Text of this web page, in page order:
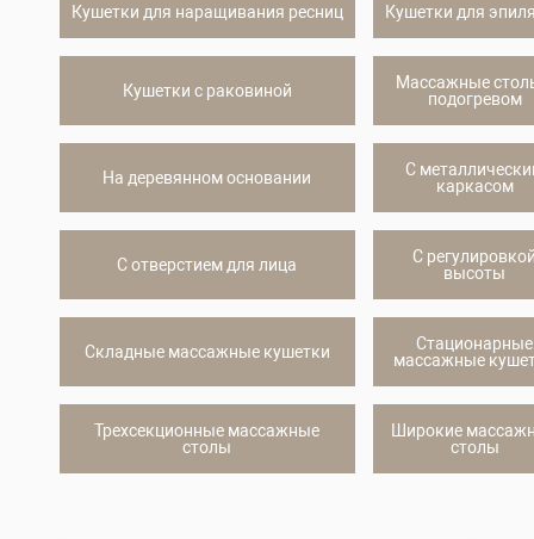
Кушетки для наращивания ресниц Кушетки для
Кушетки с раковиной
Массажные
подогревом
На деревянном основании
С
каркасом
С отверстием для лица
С
высоты
Складные массажные кушетки
Стационарные
массажные
Трехсекционные массажные
столы
Широкие
столы